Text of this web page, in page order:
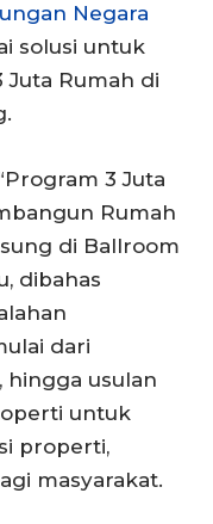
Negara
solusi untuk
Juta Rumah di
3 Juta
Rumah
di Ballroom
dibahas
dari
hingga usulan
untuk
properti,
masyarakat.